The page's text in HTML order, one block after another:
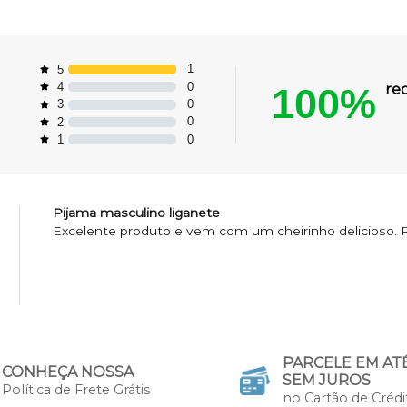
5
1
4
0
3
0
2
0
1
0
100%
Pijama masculino liganete
Excelente produto e vem com um cheirinho delicioso.
CONHEÇA NOSSA
Política de Frete Grátis
PARCELE EM
SEM JUROS
no Cartão de